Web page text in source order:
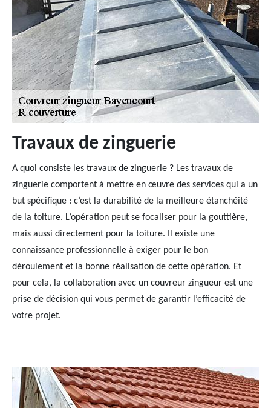
Travaux de zinguerie
A quoi consiste les travaux de zinguerie ? Les travaux de
zinguerie comportent à mettre en œuvre des services qui a un
but spécifique : c’est la durabilité de la meilleure étanchéité
de la toiture. L’opération peut se focaliser pour la gouttière,
mais aussi directement pour la toiture. Il existe une
connaissance professionnelle à exiger pour le bon
déroulement et la bonne réalisation de cette opération. Et
pour cela, la collaboration avec un couvreur zingueur est une
prise de décision qui vous permet de garantir l’efficacité de
votre projet.